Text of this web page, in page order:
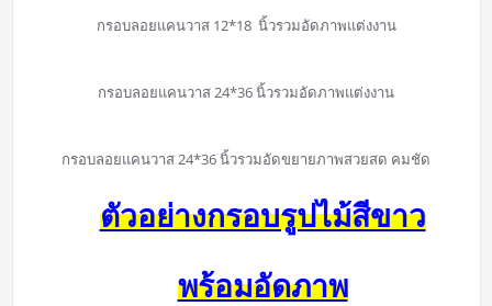
กรอบลอยแคนวาส 12*18 นิ้วรวมอัดภาพแต่งงาน
กรอบลอยแคนวาส 24*36 นิ้วรวมอัดภาพแต่งงาน
กรอบลอยแคนวาส 24*36 นิ้วรวมอัดขยายภาพสวยสด คมชัด
ตัวอย่างกรอบรูปไม้สีขาว
พร้อมอัดภาพ